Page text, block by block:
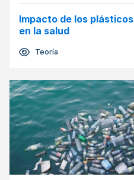
Impacto de los plásticos
en la salud
Teoría